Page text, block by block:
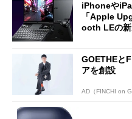
iPhoneや
「Apple
ooth LEの
GOETHEと
アを創設
AD（FINCHI on